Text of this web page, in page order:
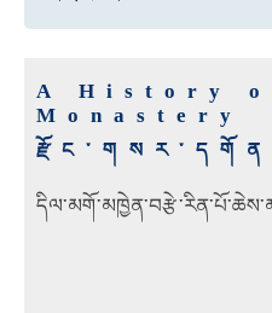
A History
Monastery